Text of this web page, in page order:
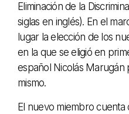
Eliminación de la
siglas en inglés). En el
lugar la elección de los
en la que se eligió en
español Nicolás Marugán
mismo.
El nuevo miembro cuenta